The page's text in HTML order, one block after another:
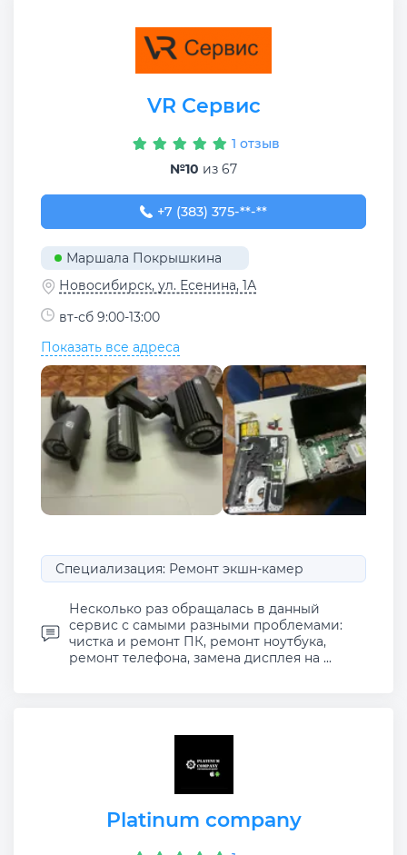
VR Сервис
1 отзыв
№10 из 67
+7 (383) 375-47-11
+7 (383) 375-**-**
Маршала Покрышкина
Новосибирск, ул. Есенина, 1А
вт-сб 9:00-13:00
Показать все адреса
Специализация: Ремонт экшн-камер
Несколько раз обращалась в данный
сервис с самыми разными проблемами:
чистка и ремонт ПК, ремонт ноутбука,
ремонт телефона, замена дисплея на ...
Platinum company